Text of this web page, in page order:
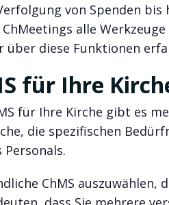
von Spenden
alle
über diese Funktionen
für Ihre
für Ihre Kirche gibt es
die spezifischen
ChMS auszuwählen,